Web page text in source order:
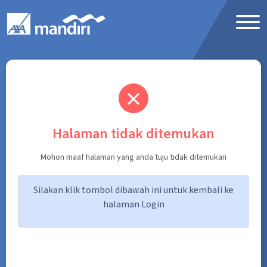
Halaman tidak ditemukan
Mohon maaf halaman yang anda tuju tidak ditemukan
Silakan klik tombol dibawah ini untuk kembali ke
halaman Login